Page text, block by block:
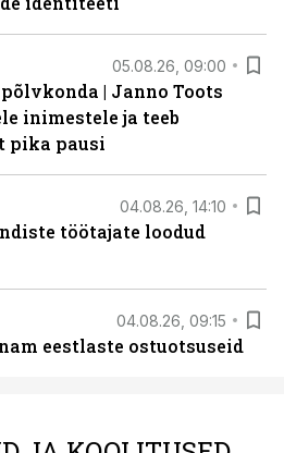
05.08.26, 09:00
| Janno Toots
inimestele ja teeb
pika pausi
04.08.26, 14:10
töötajate loodud
04.08.26, 09:15
eestlaste ostuotsuseid